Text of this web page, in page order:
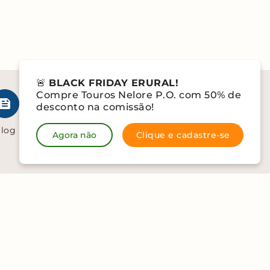
Trabalhe na
erural
🚨 BLACK FRIDAY ERURAL!
Compre Touros Nelore P.O. com 50% de
desconto na comissão!
Agora não Clique e cadastre-se